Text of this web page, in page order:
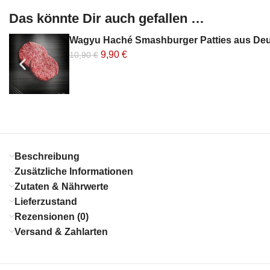
Das könnte Dir auch gefallen …
Wagyu Haché Smashburger Patties aus
10,90€ 9,90 €
Beschreibung
Zusätzliche Informationen
Zutaten & Nährwerte
Lieferzustand
Rezensionen (0)
Versand & Zahlarten